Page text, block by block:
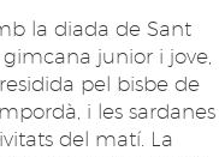
la diada de Sant
junior i jove,
pel bisbe de
i les sardanes
del matí. La